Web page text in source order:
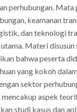
perhubungan. Mata
keamanan
dan teknologi
Materi disusun
bahwa peserta
yang kokoh
sektor
mencakup aspek
studi kasus dan